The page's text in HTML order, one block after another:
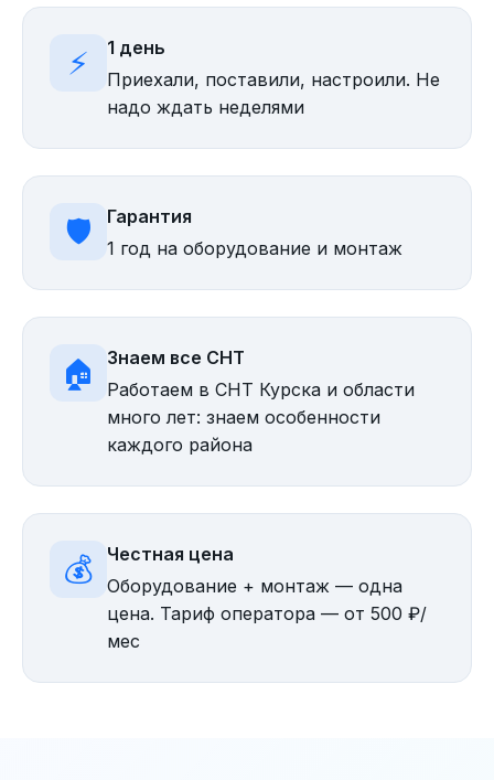
⚡
1 день
Приехали, поставили, настроили. Не
надо ждать неделями
🛡️
Гарантия
1 год на оборудование и монтаж
🏠
Знаем все СНТ
Работаем в СНТ Курска и области
много лет: знаем особенности
каждого района
💰
Честная цена
Оборудование + монтаж — одна
цена. Тариф оператора — от 500 ₽/
мес